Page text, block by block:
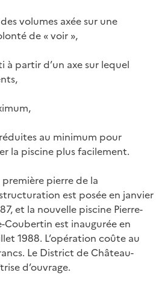
volumes axée sur une
de « voir »,
partir d’un axe sur lequel
au minimum pour
la piscine plus facilement.
première pierre de la
est posée en janvier
et la nouvelle piscine Pierre-
Coubertin est inaugurée en
1988. L’opération coûte au
Le District de Château-
d’ouvrage.